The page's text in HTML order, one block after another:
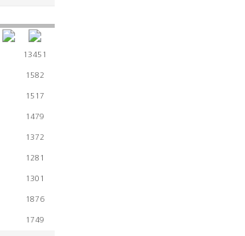
13451
1582
1517
1479
1372
1281
1301
1876
1749